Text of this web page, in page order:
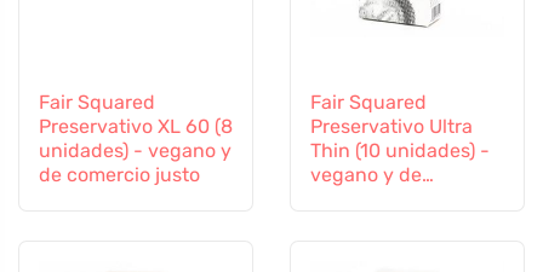
Fair Squared
Preservativo XL 60 (8
unidades) - vegano y
de comercio justo
Fair Squared
Preservativo Ultra
Thin (10 unidades) -
vegano y de